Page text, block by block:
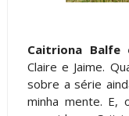
Caitriona Balfe
Claire e Jaime.
sobre a série
minha mente. E,